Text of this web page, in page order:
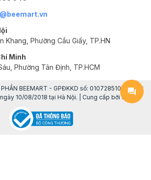
Khang, Phường Cầu Giấy, TP.HN
Minh
Phường Tân Định, TP.HCM
BEEMART - GPĐKKD số: 0107285100 do Sở
10/08/2018 tại Hà Nội. | Cung cấp bởiSapo